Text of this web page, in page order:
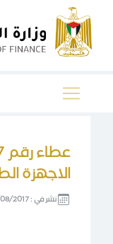
الاجهزة
نشر في :2017